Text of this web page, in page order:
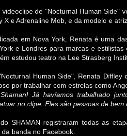
videoclipe de "Nocturnal Human Side"
X e Adrenaline Mob , e da modelo e
em Nova York, Renata é uma
e Londres para marcas e
estudou teatro na Lee Strasberg
Human Side", Renata Diffley
por trabalhar com estrelas como
Já havíamos trabalhado
no clipe. Eles são pessoas de
SHAMAN registraram todas as
banda no Facebook.